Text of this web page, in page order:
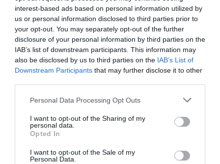
interest-based ads based on personal information utilized by
us or personal information disclosed to third parties prior to
your opt-out. You may separately opt-out of the further
disclosure of your personal information by third parties on the
IAB’s list of downstream participants. This information may
also be disclosed by us to third parties on the IAB’s List of
Downstream Participants that may further disclose it to other
Personal Data Processing Opt Outs
I want to opt-out of the Sharing of my
personal data.
Opted In
I want to opt-out of the Sale of my
Personal Data.
Political 08.08.26